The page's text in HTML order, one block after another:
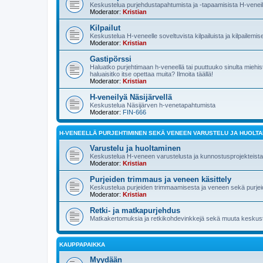
Keskustelua purjehdustapahtumista ja -tapaamisista H-
Moderator: Kristian
Kilpailut
Keskustelua H-veneelle soveltuvista kilpailuista ja
Moderator: Kristian
Gastipörssi
Haluatko purjehtimaan h-veneellä tai puuttuuko sinulta
haluaisitko itse opettaa muita? Ilmoita täällä!
Moderator: Kristian
H-veneilyä Näsijärvellä
Keskustelua Näsijärven h-venetapahtumista
Moderator: FIN-666
H-VENEELLÄ PURJEHTIMINEN SEKÄ VENEEN VARUSTELU JA
Varustelu ja huoltaminen
Keskustelua H-veneen varustelusta ja kunnostusprojekteista
Moderator: Kristian
Purjeiden trimmaus ja veneen käsittely
Keskustelua purjeiden trimmaamisesta ja veneen sekä
Moderator: Kristian
Retki- ja matkapurjehdus
Matkakertomuksia ja retkikohdevinkkejä sekä muuta
KAUPPAPAIKKA
Myydään